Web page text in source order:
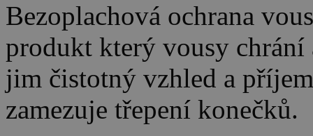
Bezoplachová ochrana
produkt který vousy
jim čistotný vzhled a
zamezuje třepení konečků.